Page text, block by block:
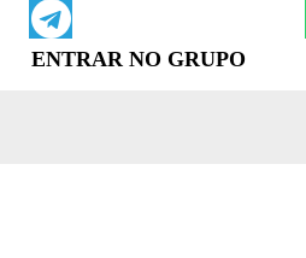
ENTRAR NO GRUPO